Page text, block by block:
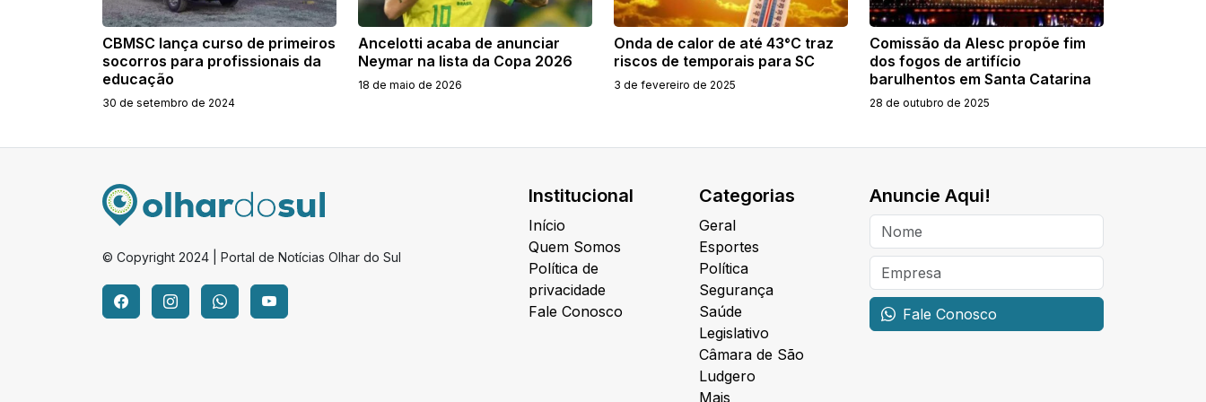
CBMSC lança curso de primeiros
socorros para profissionais da
educação
30 de setembro de 2024
Ancelotti acaba de anunciar
Neymar na lista da Copa 2026
18 de maio de 2026
Onda de calor de até 43°C traz
riscos de temporais para SC
3 de fevereiro de 2025
Comissão da Alesc propõe fim
dos fogos de artifício
barulhentos em Santa Catarina
28 de outubro de 2025
© Copyright 2024 | Portal de Notícias Olhar do Sul
Institucional
Início
Quem Somos
Política de
privacidade
Fale Conosco
Categorias
Geral
Esportes
Política
Segurança
Saúde
Legislativo
Câmara de São
Ludgero
Mais
Anuncie Aqui!
Fale Conosco